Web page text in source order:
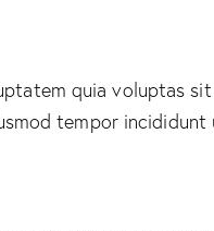
quia voluptas
tempor